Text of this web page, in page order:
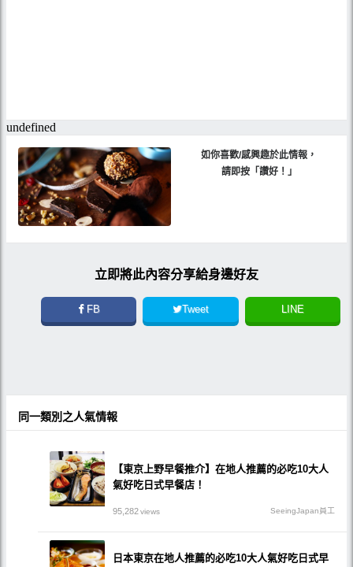
如你喜歡/感興趣於此情報，
請即按「讚好！」
立即將此內容分享給身邊好友
FB Tweet LINE
同一類別之人氣情報
【東京上野早餐推介】在地人推薦的必吃10大人
氣好吃日式早餐店！
95,282views SeeingJapan員工
日本東京在地人推薦的必吃10大人氣好吃日式早